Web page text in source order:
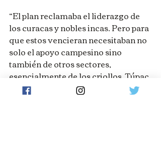
“El plan reclamaba el liderazgo de
los curacas y nobles incas. Pero para
que estos vencieran necesitaban no
solo el apoyo campesino sino
también de otros sectores,
esencialmente de los criollos. Túpac
Amaru II pensaba en conformar un
nuevo cuerpo político, como lo ha